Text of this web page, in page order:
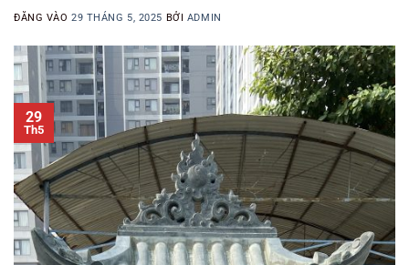
ĐĂNG VÀO29 THÁNG 5, 2025 BỞI ADMIN
29
Th5